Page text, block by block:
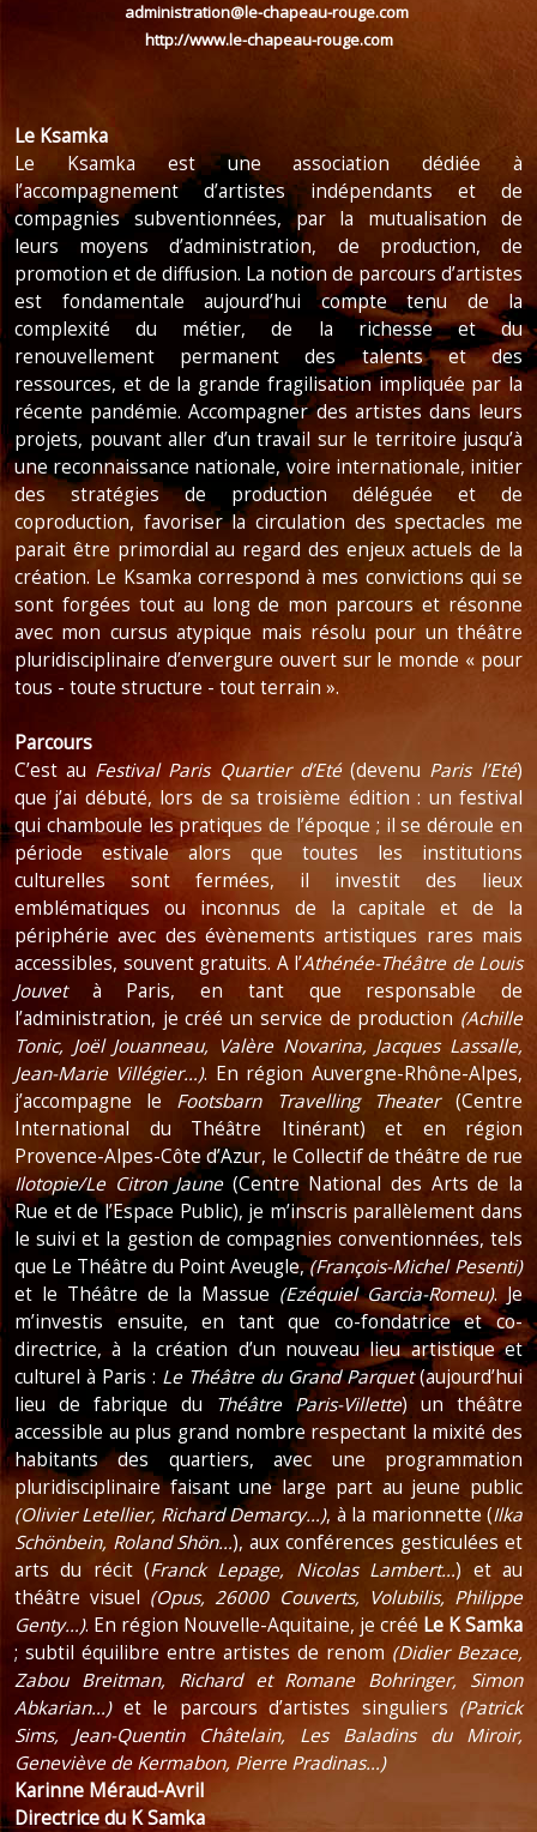
administration@le-chapeau-rouge.com
http://www.le-chapeau-rouge.com
Le Ksamka
Le Ksamka est une association dédiée à
l’accompagnement d’artistes indépendants et de
compagnies subventionnées, par la mutualisation de
leurs moyens d’administration, de production, de
promotion et de diffusion. La notion de parcours d’artistes
est fondamentale aujourd’hui compte tenu de la
complexité du métier, de la richesse et du
renouvellement permanent des talents et des
ressources, et de la grande fragilisation impliquée par la
récente pandémie. Accompagner des artistes dans leurs
projets, pouvant aller d’un travail sur le territoire jusqu’à
une reconnaissance nationale, voire internationale, initier
des stratégies de production déléguée et de
coproduction, favoriser la circulation des spectacles me
parait être primordial au regard des enjeux actuels de la
création. Le Ksamka correspond à mes convictions qui se
sont forgées tout au long de mon parcours et résonne
avec mon cursus atypique mais résolu pour un théâtre
pluridisciplinaire d’envergure ouvert sur le monde « pour
tous - toute structure - tout terrain ».
Parcours
C’est au Festival Paris Quartier d’Eté(devenu Paris l’Eté)
que j’ai débuté, lors de sa troisième édition : un festival
qui chamboule les pratiques de l’époque ; il se déroule en
période estivale alors que toutes les institutions
culturelles sont fermées, il investit des lieux
emblématiques ou inconnus de la capitale et de la
périphérie avec des évènements artistiques rares mais
accessibles, souvent gratuits. A l’Athénée-Théâtre de Louis
Jouvetà Paris, en tant que responsable de
l’administration, je créé un service de production (Achille
Tonic, Joël Jouanneau, Valère Novarina, Jacques Lassalle,
Jean-Marie Villégier…). En région Auvergne-Rhône-Alpes,
j’accompagne le Footsbarn Travelling Theater(Centre
International du Théâtre Itinérant) et en région
Provence-Alpes-Côte d’Azur, le Collectif de théâtre de rue
Ilotopie/Le Citron Jaune(Centre National des Arts de la
Rue et de l’Espace Public), je m’inscris parallèlement dans
le suivi et la gestion de compagnies conventionnées, tels
que Le Théâtre du Point Aveugle,(François-Michel Pesenti)
et le Théâtre de la Massue (Ezéquiel Garcia-Romeu). Je
m’investis ensuite, en tant que co-fondatrice et co-
directrice, à la création d’un nouveau lieu artistique et
culturel à Paris : Le Théâtre du Grand Parquet(aujourd’hui
lieu de fabrique du Théâtre Paris-Villette) un théâtre
accessible au plus grand nombre respectant la mixité des
habitants des quartiers, avec une programmation
pluridisciplinaire faisant une large part au jeune public
(Olivier Letellier, Richard Demarcy…), à la marionnette (Ilka
Schönbein, Roland Shön…), aux conférences gesticulées et
arts du récit (Franck Lepage, Nicolas Lambert…) et au
théâtre visuel (Opus, 26000 Couverts, Volubilis, Philippe
Genty…). En région Nouvelle-Aquitaine, je créé Le K Samka
; subtil équilibre entre artistes de renom (Didier Bezace,
Zabou Breitman, Richard et Romane Bohringer, Simon
Abkarian…)et le parcours d’artistes singuliers (Patrick
Sims, Jean-Quentin Châtelain, Les Baladins du Miroir,
Geneviève de Kermabon, Pierre Pradinas…)
Karinne Méraud-Avril
Directrice du K Samka